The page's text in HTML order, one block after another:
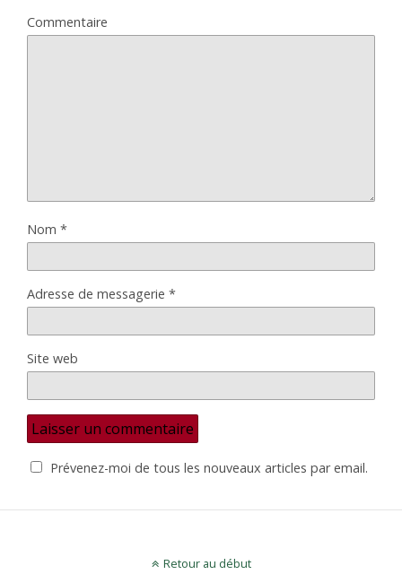
Commentaire
Nom *
Adresse de messagerie *
Site web
Prévenez-moi de tous les nouveaux articles par email.
Retour au début